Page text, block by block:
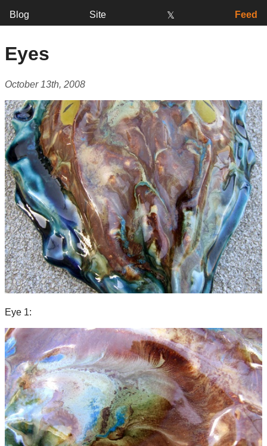
Blog Site 𝕏 Feed
Eyes
October 13th, 2008
Eye 1: